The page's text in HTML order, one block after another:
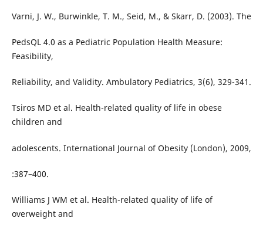
Varni, J. W., Burwinkle, T. M., Seid, M., & Skarr, D. (2003). The
PedsQL 4.0 as a Pediatric Population Health Measure:
Feasibility,
Reliability, and Validity. Ambulatory Pediatrics, 3(6), 329-341.
Tsiros MD et al. Health-related quality of life in obese
children and
adolescents. International Journal of Obesity (London), 2009,
:387–400.
Williams J WM et al. Health-related quality of life of
overweight and